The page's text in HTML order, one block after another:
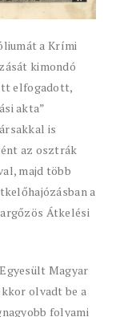
a Krími
kimondó
itt elfogadott,
akta”
is
az osztrák
majd több
a
Átkelési
Magyar
olvadt be a
folyami